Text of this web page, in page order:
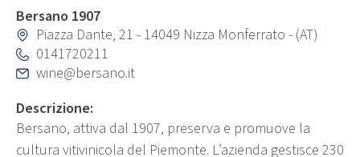
Bersano 1907
Piazza Dante, 21 - 14049 Nizza Monferrato - (AT)
0141720211
wine@bersano.it
Descrizione:
Bersano, attiva dal 1907, preserva e promuove la
cultura vitivinicola del Piemonte. L’azienda gestisce 230